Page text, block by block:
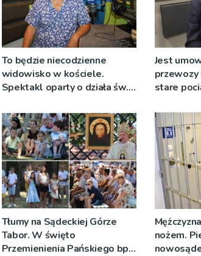
To będzie niecodzienne
widowisko w kościele.
Spektakl oparty o działa św.
Jest
stare
Tłumy na Sądeckiej Górze
Tabor. W święto
Przemienienia Pańskiego bp
nożem.